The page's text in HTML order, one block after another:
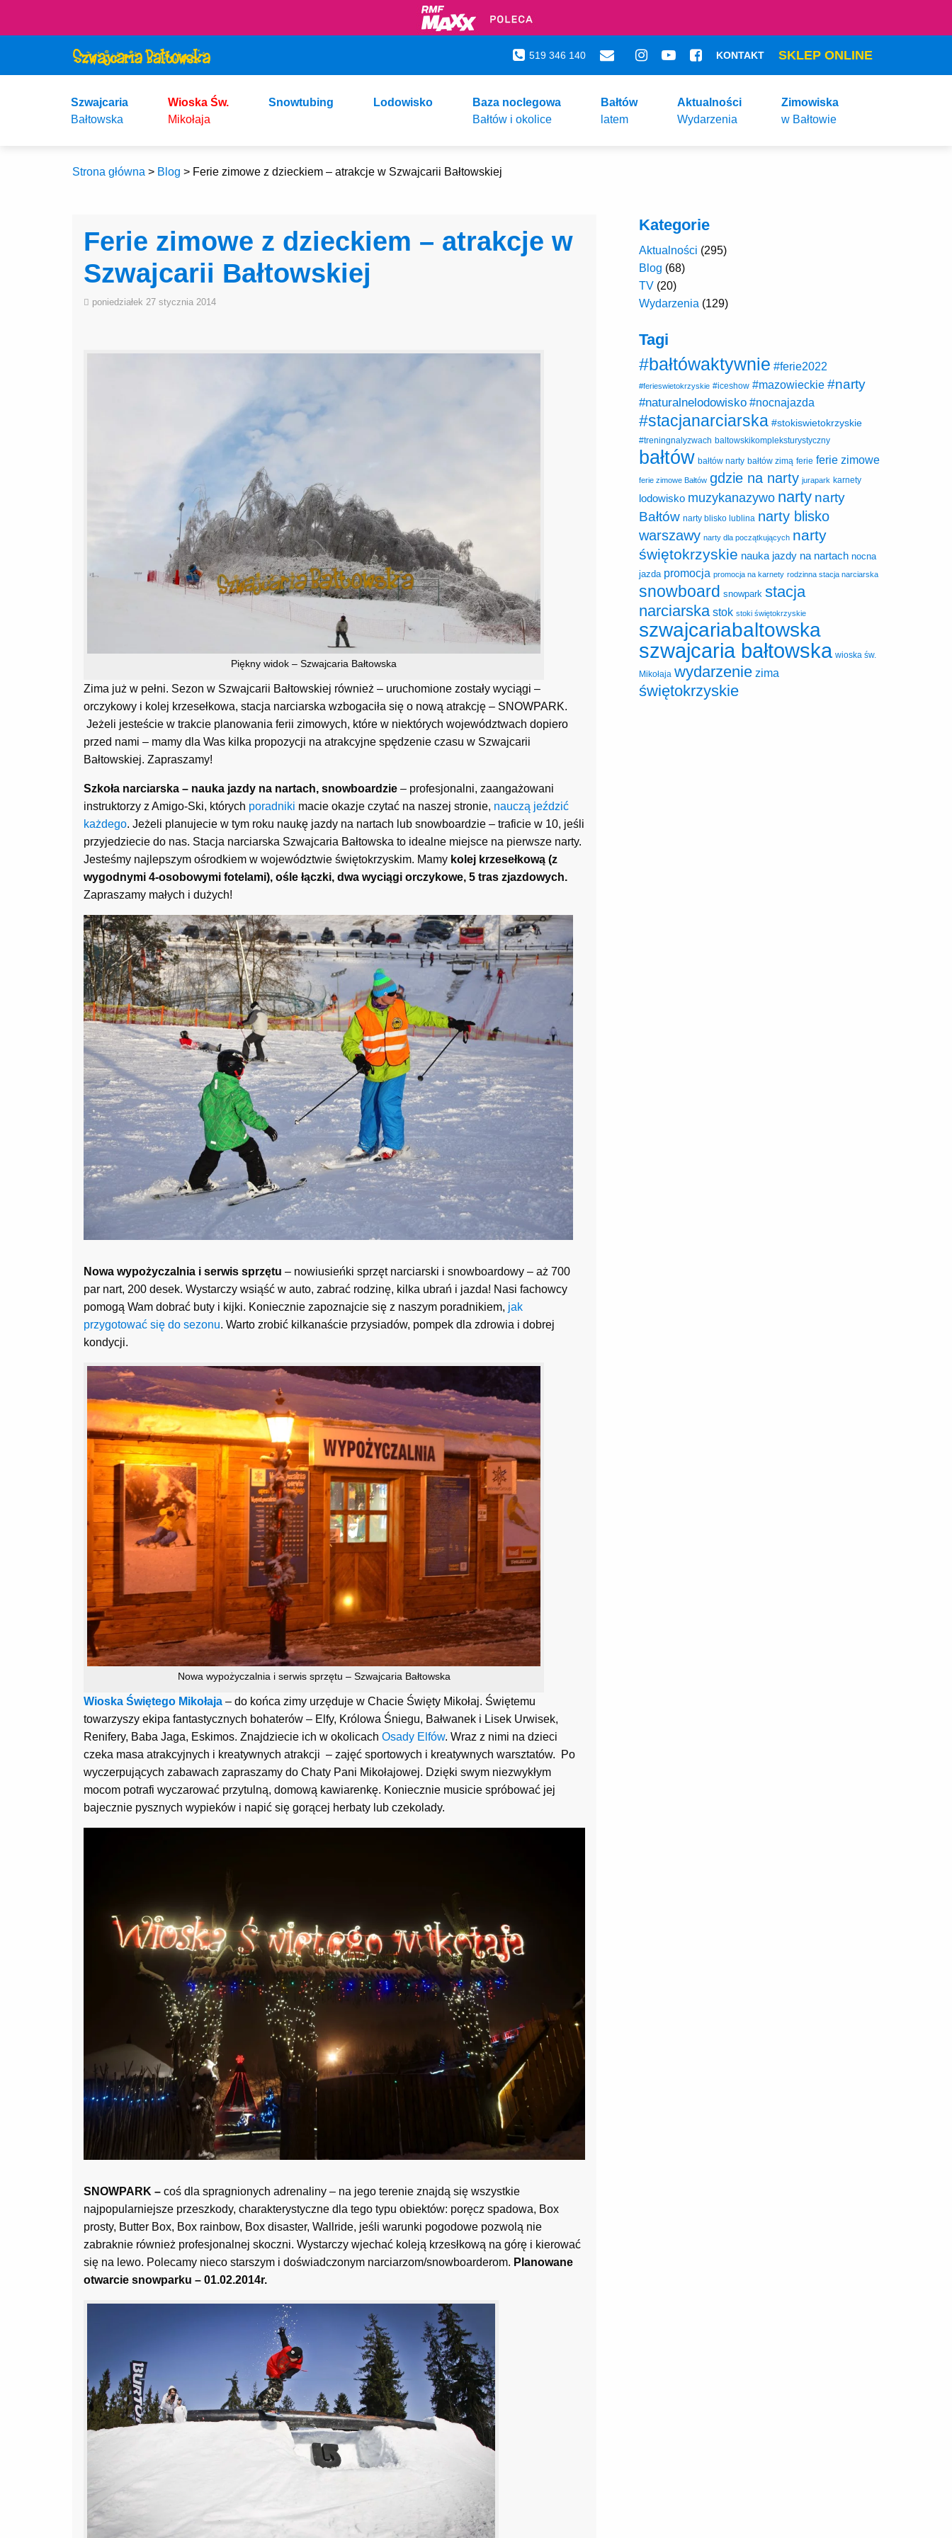
SKLEP ONLINE
KONTAKT
519 346 140
Szwajcaria
Bałtowska
Wioska Św.
Mikołaja
Snowtubing Lodowisko
Baza noclegowa
Bałtów i okolice
Bałtów
latem
Aktualności
Wydarzenia
Zimowiska
w Bałtowie
Strona główna > Blog > Ferie zimowe z dzieckiem – atrakcje w Szwajcarii Bałtowskiej
Ferie zimowe z dzieckiem – atrakcje w
Szwajcarii Bałtowskiej
poniedziałek 27 stycznia 2014
Piękny widok – Szwajcaria Bałtowska
Zima już w pełni. Sezon w Szwajcarii Bałtowskiej również – uruchomione zostały wyciągi –
orczykowy i kolej krzesełkowa, stacja narciarska wzbogaciła się o nową atrakcję – SNOWPARK.
Jeżeli jesteście w trakcie planowania ferii zimowych, które w niektórych województwach dopiero
przed nami – mamy dla Was kilka propozycji na atrakcyjne spędzenie czasu w Szwajcarii
Bałtowskiej. Zapraszamy!
Szkoła narciarska – nauka jazdy na nartach, snowboardzie – profesjonalni, zaangażowani
instruktorzy z Amigo-Ski, których poradniki macie okazje czytać na naszej stronie, nauczą jeździć
każdego. Jeżeli planujecie w tym roku naukę jazdy na nartach lub snowboardzie – traficie w 10, jeśli
przyjedziecie do nas. Stacja narciarska Szwajcaria Bałtowska to idealne miejsce na pierwsze narty.
Jesteśmy najlepszym ośrodkiem w województwie świętokrzyskim. Mamy kolej krzesełkową (z
wygodnymi 4-osobowymi fotelami), ośle łączki, dwa wyciągi orczykowe, 5 tras zjazdowych.
Zapraszamy małych i dużych!
Nowa wypożyczalnia i serwis sprzętu – nowiusieńki sprzęt narciarski i snowboardowy – aż 700
par nart, 200 desek. Wystarczy wsiąść w auto, zabrać rodzinę, kilka ubrań i jazda! Nasi fachowcy
pomogą Wam dobrać buty i kijki. Koniecznie zapoznajcie się z naszym poradnikiem, jak
przygotować się do sezonu. Warto zrobić kilkanaście przysiadów, pompek dla zdrowia i dobrej
kondycji.
Nowa wypożyczalnia i serwis sprzętu – Szwajcaria Bałtowska
Wioska Świętego Mikołaja – do końca zimy urzęduje w Chacie Święty Mikołaj. Świętemu
towarzyszy ekipa fantastycznych bohaterów – Elfy, Królowa Śniegu, Bałwanek i Lisek Urwisek,
Renifery, Baba Jaga, Eskimos. Znajdziecie ich w okolicach Osady Elfów. Wraz z nimi na dzieci
czeka masa atrakcyjnych i kreatywnych atrakcji – zajęć sportowych i kreatywnych warsztatów. Po
wyczerpujących zabawach zapraszamy do Chaty Pani Mikołajowej. Dzięki swym niezwykłym
mocom potrafi wyczarować przytulną, domową kawiarenkę. Koniecznie musicie spróbować jej
bajecznie pysznych wypieków i napić się gorącej herbaty lub czekolady.
SNOWPARK – coś dla spragnionych adrenaliny – na jego terenie znajdą się wszystkie
najpopularniejsze przeszkody, charakterystyczne dla tego typu obiektów: poręcz spadowa, Box
prosty, Butter Box, Box rainbow, Box disaster, Wallride, jeśli warunki pogodowe pozwolą nie
zabraknie również profesjonalnej skoczni. Wystarczy wjechać koleją krzesłkową na górę i kierować
się na lewo. Polecamy nieco starszym i doświadczonym narciarzom/snowboarderom. Planowane
otwarcie snowparku – 01.02.2014r.
Kategorie
Aktualności (295)
Blog (68)
TV(20)
Wydarzenia (129)
Tagi
#bałtówaktywnie #ferie2022
#ferieswietokrzyskie #iceshow #mazowieckie #narty
#naturalnelodowisko #nocnajazda
#stacjanarciarska #stokiswietokrzyskie
#treningnalyzwach baltowskikompleksturystyczny
bałtów bałtów narty bałtów zimą ferie ferie zimowe
ferie zimowe Bałtów gdzie na narty jurapark karnety
lodowisko muzykanazywo narty narty
Bałtów narty blisko lublina narty blisko
warszawy narty dla początkujących narty
świętokrzyskie nauka jazdy na nartach nocna
jazda promocja promocja na karnety rodzinna stacja narciarska
snowboard snowpark stacja
narciarska stok stoki świętokrzyskie
szwajcariabaltowska
szwajcaria bałtowska wioska św.
Mikołaja wydarzenie zima
świętokrzyskie